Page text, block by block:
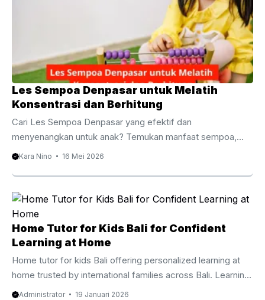
Les Sempoa Denpasar untuk Melatih
Konsentrasi dan Berhitung
Cari Les Sempoa Denpasar yang efektif dan
menyenangkan untuk anak? Temukan manfaat sempoa,
metode belajar, biaya les, serta rekomendasi tempat belajar
berhitung sejak dini. Les Sempoa Denpasar untuk Anak
Fokus dan Cepat Berhitung Kemampuan berhitung menjadi
salah satu fondasi penting dalam perkembangan akademik
anak. Karena itu, banyak orang tua mulai mencari Les
Sempoa Denpasar untuk membantu anak belajar
matematika dengan cara yang lebih mudah, cepat, dan
menyenangkan. Selain meningkatkan kemampuan
Kara Nino 16 Mei 2026
Home Tutor for Kids Bali for Confident
Learning at Home
Home tutor for kids Bali offering personalized learning at
home trusted by international families across Bali. Learning
at home has become an important choice for families who
Administrator 19 Januari 2026